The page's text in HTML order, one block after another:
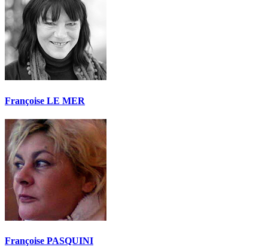
Françoise LE MER
Françoise PASQUINI